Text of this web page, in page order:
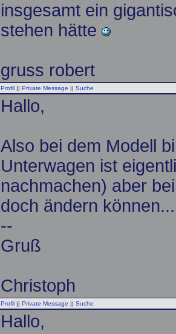
insgesamt ein
stehen hätte
gruss robert
Profil || Private Message || Suche
Hallo,
Also bei dem Modell
Unterwagen ist
nachmachen) aber
doch ändern können...
--
Gruß
Christoph
Profil || Private Message || Suche
Hallo,